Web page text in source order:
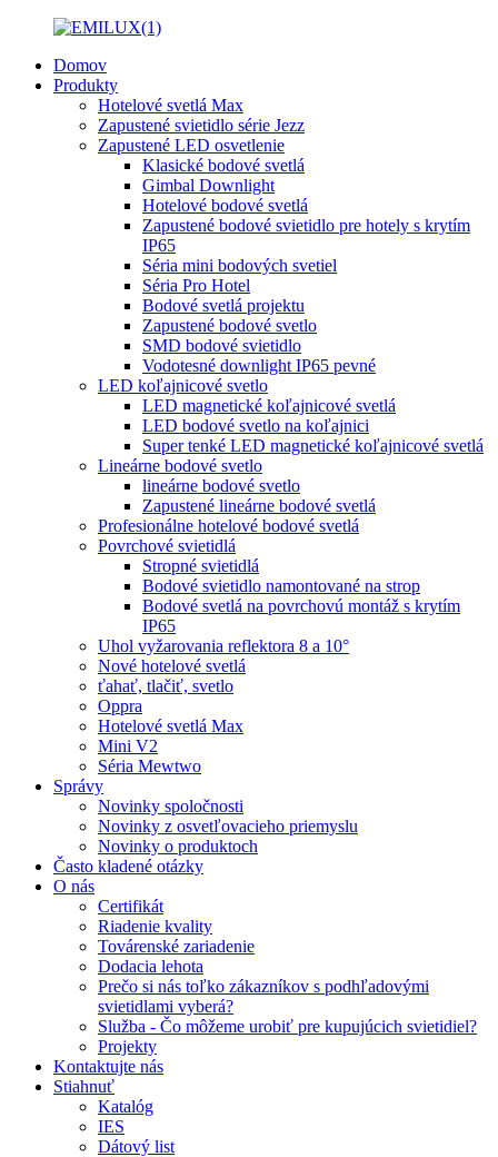
Domov
Produkty
Hotelové svetlá Max
Zapustené svietidlo série Jezz
Zapustené LED osvetlenie
Klasické bodové svetlá
Gimbal Downlight
Hotelové bodové svetlá
Zapustené bodové svietidlo pre hotely s krytím
IP65
Séria mini bodových svetiel
Séria Pro Hotel
Bodové svetlá projektu
Zapustené bodové svetlo
SMD bodové svietidlo
Vodotesné downlight IP65 pevné
LED koľajnicové svetlo
LED magnetické koľajnicové svetlá
LED bodové svetlo na koľajnici
Super tenké LED magnetické koľajnicové svetlá
Lineárne bodové svetlo
lineárne bodové svetlo
Zapustené lineárne bodové svetlá
Profesionálne hotelové bodové svetlá
Povrchové svietidlá
Stropné svietidlá
Bodové svietidlo namontované na strop
Bodové svetlá na povrchovú montáž s krytím
IP65
Uhol vyžarovania reflektora 8 a 10°
Nové hotelové svetlá
ťahať, tlačiť, svetlo
Oppra
Hotelové svetlá Max
Mini V2
Séria Mewtwo
Správy
Novinky spoločnosti
Novinky z osvetľovacieho priemyslu
Novinky o produktoch
Často kladené otázky
O nás
Certifikát
Riadenie kvality
Továrenské zariadenie
Dodacia lehota
Prečo si nás toľko zákazníkov s podhľadovými
svietidlami vyberá?
Služba - Čo môžeme urobiť pre kupujúcich svietidiel?
Projekty
Kontaktujte nás
Stiahnuť
Katalóg
IES
Dátový list